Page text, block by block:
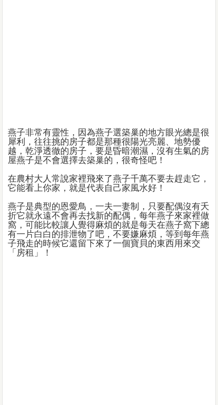
燕子非常有靈性，因為燕子選築巢的地方眼光總是很
犀利，往往挑的房子都是那種很陽光亮麗、地勢優
越，乾淨透徹的房子，要是昏暗潮濕，沒有生氣的房
屋燕子是不會選擇去築巢的，很奇怪吧！
在農村大人常說家裡飛來了燕子千萬不要去趕走它，
它能看上你家，就是代表自己家風水好！
燕子是典型的恩愛鳥，一夫一妻制，只要配偶沒有夭
折它就永遠不會再去找新的配偶，每年燕子來家裡做
窩，可能比較讓人覺得麻煩的就是每天在燕子窩下總
有一片白白的排泄物了吧，不要嫌麻煩，等到每年燕
子飛走的時候它還留下來了一個寶貝的東西用來交
「房租」！